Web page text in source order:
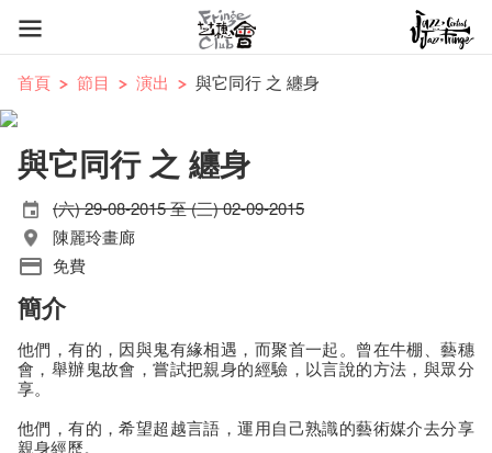
首頁 節目 演出 與它同行 之 纏身
與它同行 之 纏身
(六) 29-08-2015 至 (三) 02-09-2015
陳麗玲畫廊
免費
簡介
他們，有的，因與鬼有緣相遇，而聚首一起。曾在牛棚、藝穗
會，舉辦鬼故會，嘗試把親身的經驗，以言說的方法，與眾分
享。
他們，有的，希望超越言語，運用自己熟識的藝術媒介去分享
親身經歷。